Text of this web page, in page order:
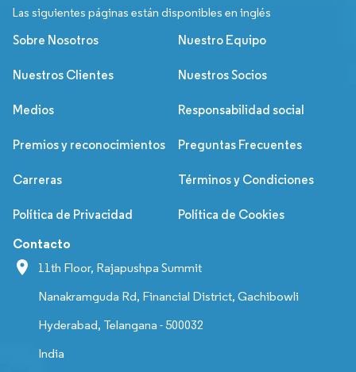
Las siguientes páginas están disponibles en inglés
Sobre Nosotros Nuestro Equipo
Nuestros Clientes Nuestros Socios
Medios Responsabilidad social
Premios y reconocimientos Preguntas Frecuentes
Carreras Términos y Condiciones
Política de Privacidad Política de Cookies
Contacto
11th Floor, Rajapushpa Summit
Nanakramguda Rd, Financial District, Gachibowli
Hyderabad, Telangana - 500032
India